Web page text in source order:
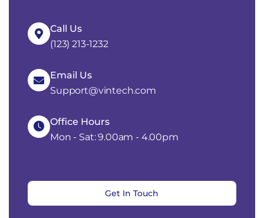
Call Us
(123) 213-1232
Email Us
Support@vintech.com
Office Hours
Mon - Sat: 9.00am - 4.00pm